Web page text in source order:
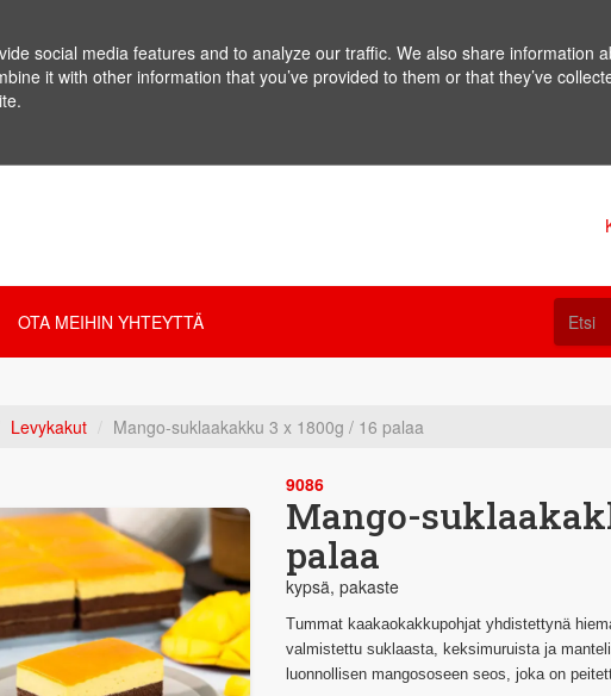
social media features and to analyze our traffic. We also share information
it with other information that you’ve provided to them or that they’ve
OTA MEIHIN YHTEYTTÄ
Levykakut Mango-suklaakakku 3 x 1800g / 16 palaa
9086
Mango-
palaa
kypsä, pakaste
Tummat kaakaokakkupohjat yhdistettynä
valmistettu suklaasta, keksimuruista ja
luonnollisen mangososeen seos, joka on